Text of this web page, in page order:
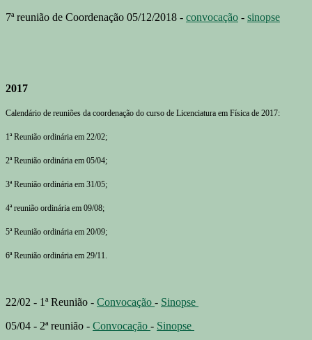
7ª reunião de Coordenação 05/12/2018 - convocação - sinopse
2017
Calendário de reuniões da coordenação do curso de Licenciatura em Física de 2017:
1ª Reunião ordinária em 22/02;
2ª Reunião ordinária em 05/04;
3ª Reunião ordinária em 31/05;
4ª reunião ordinária em 09/08;
5ª Reunião ordinária em 20/09;
6ª Reunião ordinária em 29/11.
22/02 - 1ª Reunião - Convocação - Sinopse
05/04 - 2ª reunião - Convocação - Sinopse